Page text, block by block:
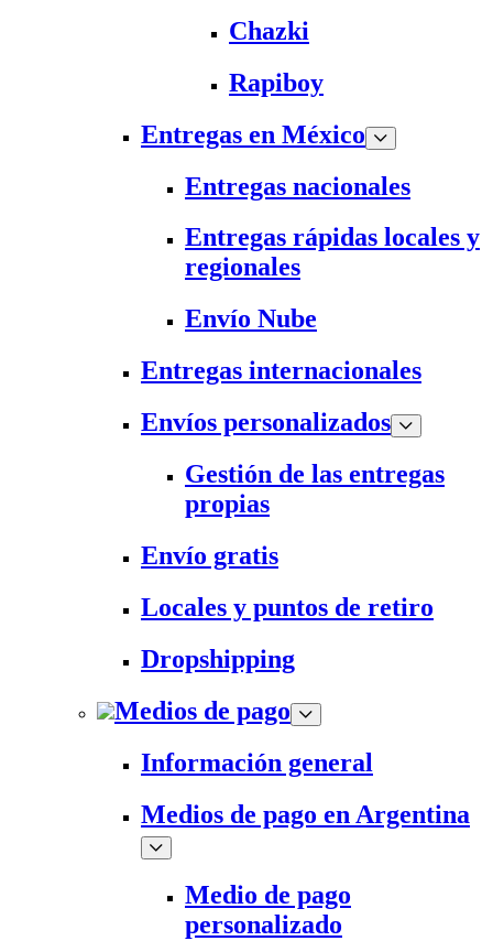
Chazki
Rapiboy
Entregas en México
Entregas nacionales
Entregas rápidas locales y
regionales
Envío Nube
Entregas internacionales
Envíos personalizados
Gestión de las entregas
propias
Envío gratis
Locales y puntos de retiro
Dropshipping
Medios de pago
Información general
Medios de pago en Argentina
Medio de pago
personalizado